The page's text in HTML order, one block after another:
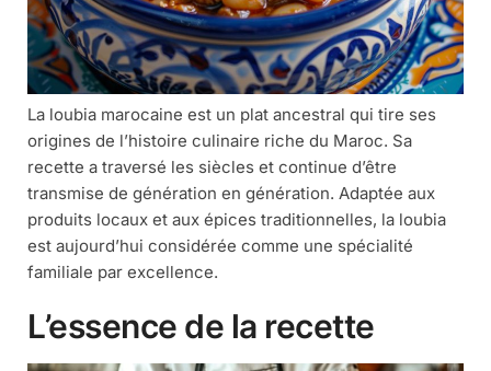
La loubia marocaine est un plat ancestral qui tire ses
origines de l’histoire culinaire riche du Maroc. Sa
recette a traversé les siècles et continue d’être
transmise de génération en génération. Adaptée aux
produits locaux et aux épices traditionnelles, la loubia
est aujourd’hui considérée comme une spécialité
familiale par excellence.
L’essence de la recette